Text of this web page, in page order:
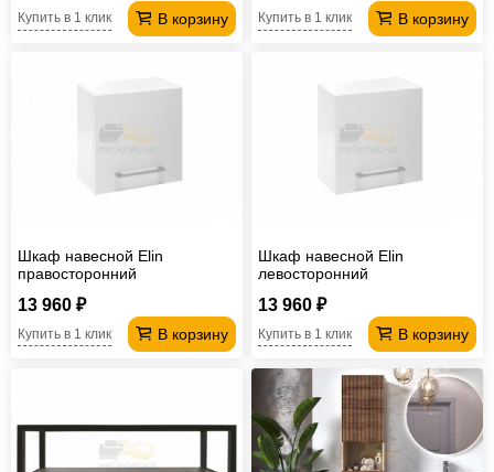
В корзину
Купить в 1 клик В корзину
Купить в 1 клик
Шкаф навесной Elin
правосторонний
13 960 ₽
В корзину
Купить в 1 клик
Шкаф навесной Elin
левосторонний
13 960 ₽
В корзину
Купить в 1 клик